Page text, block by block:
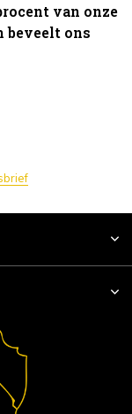
van onze
beveelt ons